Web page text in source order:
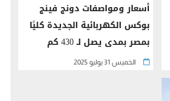
أسعار ومواصفات دونج فينج
بوكس الكهربائية الجديدة كليًا
بمصر بمدى يصل لـ 430 كم
الخميس 31 يوليو 2025